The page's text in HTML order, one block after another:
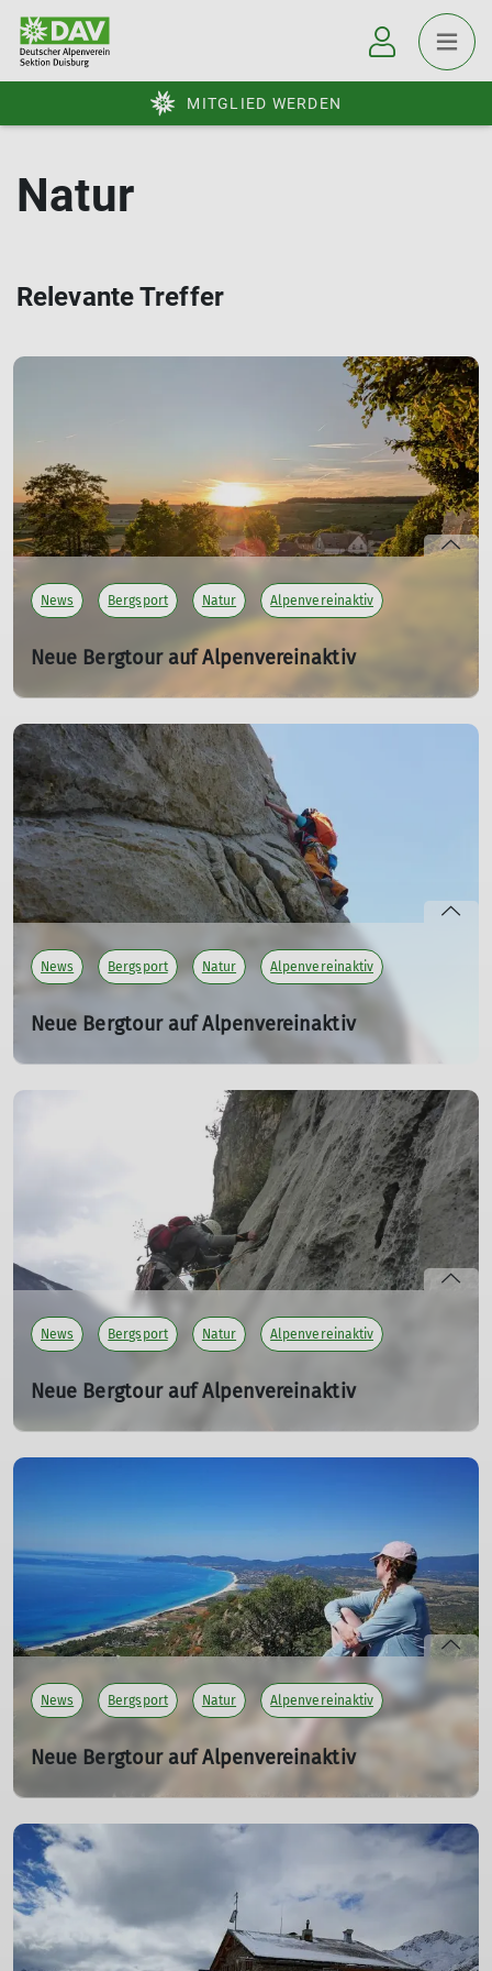
MITGLIED WERDEN
Natur
Relevante Treffer
News Bergsport Natur Alpenvereinaktiv
Neue Bergtour auf Alpenvereinaktiv
Durch die Weinberge von Chatillon-sur-Marne und
29.06.2026
Unsere DAV Autoren haben eine neue Bergtour auf
Alpenvereinaktiv veröffentlicht. Diesmal eine Wanderung
in der Champagne.
mehr erfahren
News Bergsport Natur Alpenvereinaktiv
Neue Bergtour auf Alpenvereinaktiv
Cima alle Coste Sud über Via la Luna Argentea
Unsere DAV Autoren haben eine neue Bergtour auf
Alpenvereinaktiv veröffentlicht. Diesmal eine Klettertour
News Bergsport Natur Alpenvereinaktiv
Neue Bergtour auf Alpenvereinaktiv
News Bergsport Natur Alpenvereinaktiv
Neue Bergtour auf Alpenvereinaktiv
Monte Ferru am Capo Ferrato
Unsere DAV Autoren haben eine neue Bergtour auf
Alpenvereinaktiv veröffentlicht. Diesmal eine
Wanderung auf Sardinien.
mehr erfahren